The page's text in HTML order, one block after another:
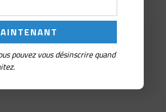
pouvez vous désinscrire quand